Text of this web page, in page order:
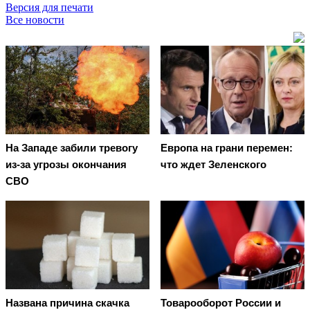
Версия для печати
Все новости
На Западе забили тревогу
из-за угрозы окончания
СВО
Европа на грани перемен:
что ждет Зеленского
Названа причина скачка
Товарооборот России и